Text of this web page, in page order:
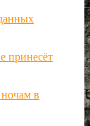
принесёт
в